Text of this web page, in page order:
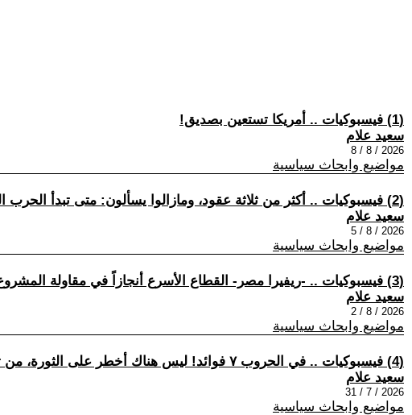
(1) فيسبوكيات .. أمريكا تستعين بصديق!
سعيد علام
2026 / 8 / 8
مواضيع وابحاث سياسية
(2) فيسبوكيات .. أكثر من ثلاثة عقود، ومازالوا يسألون: متى تبدأ الحرب العالمية الثالثة؟!
سعيد علام
2026 / 8 / 5
مواضيع وابحاث سياسية
(3) فيسبوكيات .. -ريفيرا مصر- القطاع الأسرع أنجازاً في مقاولة المشروع التريليوني -ريفيرا الشرق الأوسط النيوليبرالي-، من سوريا الى مصر!
سعيد علام
2026 / 8 / 2
مواضيع وابحاث سياسية
(4) فيسبوكيات .. في الحروب ٧ فوائد! ليس هناك أخطر على الثورة، من تضليلها.
سعيد علام
2026 / 7 / 31
مواضيع وابحاث سياسية